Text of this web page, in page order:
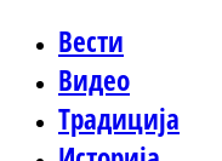
Вести
Видео
Традиција